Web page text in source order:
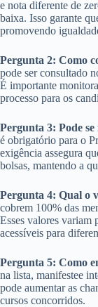
e nota diferente de
baixa. Isso garante
promovendo
Pergunta 2: Como
pode ser consultado
É importante
processo para os
Pergunta 3: Pode
é obrigatório para o
exigência assegura
bolsas, mantendo a
Pergunta 4: Qual o
cobrem 100% das
Esses valores variam
acessíveis para
Pergunta 5: Como
na lista, manifestee
pode aumentar as
cursos concorridos.